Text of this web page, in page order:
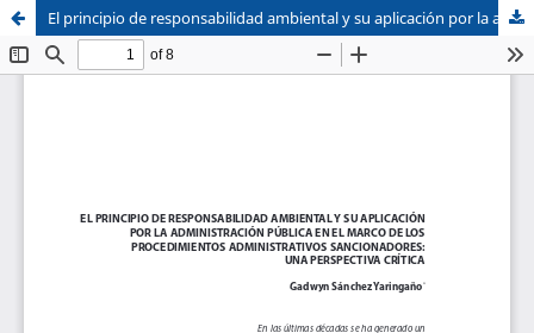
Sistema de
Bibliotecas
Facultad de
Derecho
El principio de responsabilidad ambiental y su aplicación por la administración pública en el marco de los procedimientos administrativos sancionadores: una perspectiva crítica